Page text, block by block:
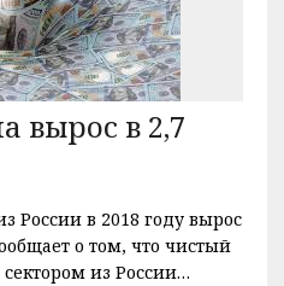
вырос в 2,7
России в 2018 году вырос
о том, что чистый
из России…